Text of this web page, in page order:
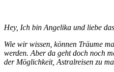
Hey, Ich bin Angelika und liebe
Wie wir wissen, können Träume
werden. Aber da geht doch noch
der Möglichkeit, Astralreisen zu